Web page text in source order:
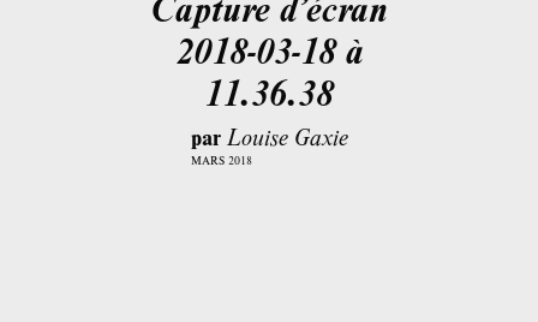
2018-03-18 à
11.36.38
par Louise Gaxie
MARS 2018